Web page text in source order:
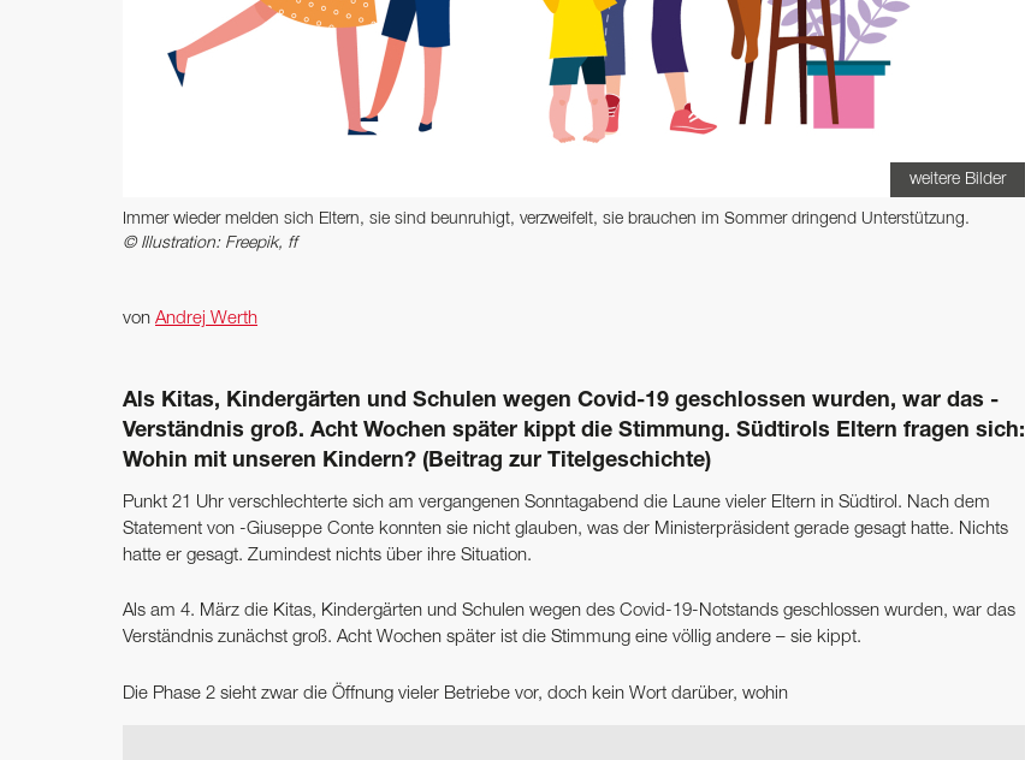
weitere Bilder
Immer wieder melden sich Eltern, sie sind beunruhigt, ­verzweifelt, sie brauchen im Sommer ­dringend Unterstützung.
© Illustration: Freepik, ff
von Andrej Werth
Als Kitas, Kindergärten und Schulen wegen Covid-19 geschlossen wurden, war das ­
Verständnis groß. Acht Wochen später kippt die Stimmung. Südtirols Eltern fragen sich:
Wohin mit unseren Kindern? (Beitrag zur Titelgeschichte)
Punkt 21 Uhr verschlechterte sich am vergangenen Sonntagabend die Laune vieler Eltern in Südtirol. Nach dem
Statement von -Giuseppe Conte konnten sie nicht glauben, was der Ministerpräsident gerade gesagt hatte. Nichts
hatte er gesagt. Zumindest nichts über ihre Situation.
Als am 4. März die Kitas, Kindergärten und Schulen wegen des Covid-19-Notstands geschlossen wurden, war das
Verständnis zunächst groß. Acht Wochen später ist die Stimmung eine völlig andere – sie kippt.
Die Phase 2 sieht zwar die Öffnung vieler Betriebe vor, doch kein Wort darüber, wohin